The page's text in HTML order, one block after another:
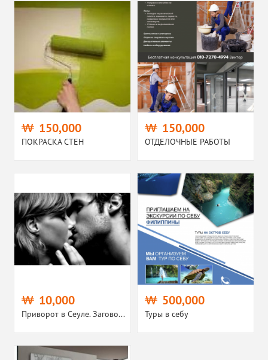
150,000
ПОКРАСКА СТЕН
150,000
ОТДЕЛОЧНЫЕ РАБОТЫ
10,000
Приворот в Сеуле. Загово...
500,000
Туры в себу